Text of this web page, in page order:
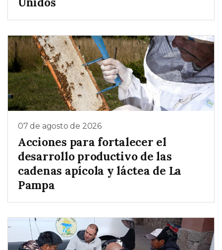
07 de agosto de 2026
Acciones para fortalecer el
desarrollo productivo de las
cadenas apícola y láctea de La
Pampa